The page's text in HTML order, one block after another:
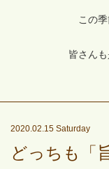
この
皆さん
2020.02.15 Saturday
どっちも「